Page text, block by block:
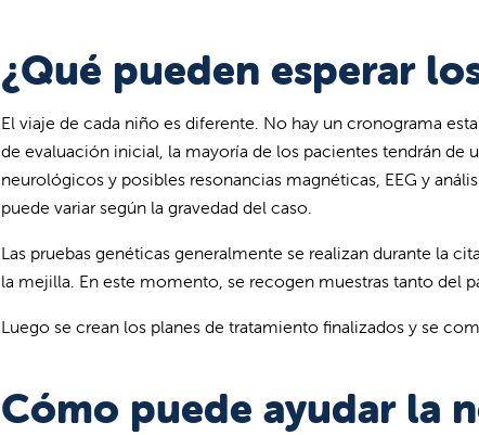
¿Qué pueden esperar
El viaje de cada niño es diferente. No hay un cronograma
de evaluación inicial, la mayoría de los pacientes tendrán de
neurológicos y posibles resonancias magnéticas, EEG y
puede variar según la gravedad del caso.
Las pruebas genéticas generalmente se realizan durante la
la mejilla. En este momento, se recogen muestras tanto del
Luego se crean los planes de tratamiento finalizados y se
Cómo puede ayudar la